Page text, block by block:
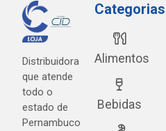
Distribuidora
que atende
todo o
estado de
Pernambuco
Categorias
Alimentos
Bebidas